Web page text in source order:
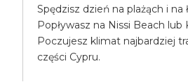
Spędzisz dzień na plażąch i na
Popływasz na Nissi Beach lub
Poczujesz klimat najbardziej
części Cypru.